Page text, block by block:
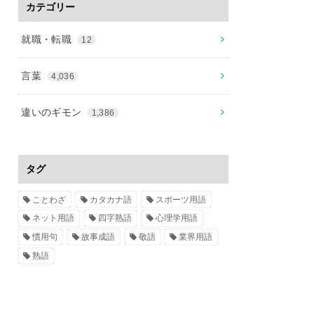
カテゴリー
就職・転職 12
言葉 4,036
違いのギモン 1,386
タグ
ことわざ カタカナ語
スポーツ用語
ネット用語
四字熟語
心理学用語
慣用句
故事成語 敬語
業界用語
熟語